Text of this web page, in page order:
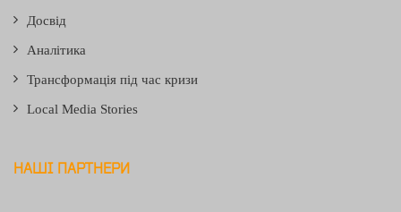
Досвід
Аналітика
Трансформація під час кризи
Local Media Stories
НАШІ ПАРТНЕРИ